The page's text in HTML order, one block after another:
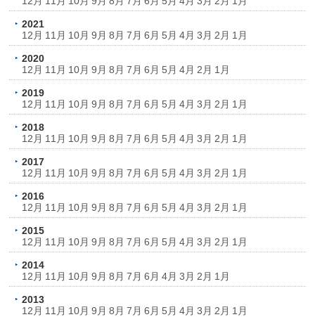
2021
12月 11月 10月 9月 8月 7月 6月 5月 4月 3月 2月 1月
2020
12月 11月 10月 9月 8月 7月 6月 5月 4月 2月 1月
2019
12月 11月 10月 9月 8月 7月 6月 5月 4月 3月 2月 1月
2018
12月 11月 10月 9月 8月 7月 6月 5月 4月 3月 2月 1月
2017
12月 11月 10月 9月 8月 7月 6月 5月 4月 3月 2月 1月
2016
12月 11月 10月 9月 8月 7月 6月 5月 4月 3月 2月 1月
2015
12月 11月 10月 9月 8月 7月 6月 5月 4月 3月 2月 1月
2014
12月 11月 10月 9月 8月 7月 6月 4月 3月 2月 1月
2013
12月 11月 10月 9月 8月 7月 6月 5月 4月 3月 2月 1月